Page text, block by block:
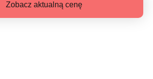
Zobacz aktualną cenę